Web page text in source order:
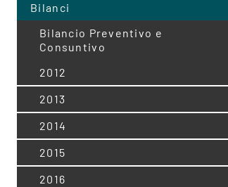
Bilanci
Bilancio Preventivo e
Consuntivo
2012
2013
2014
2015
2016